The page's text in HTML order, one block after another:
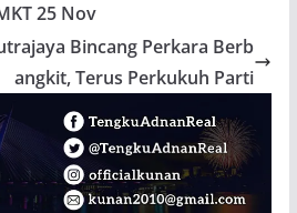
25 Nov
Bincang Perkara Berb
angkit, Terus Perkukuh Parti